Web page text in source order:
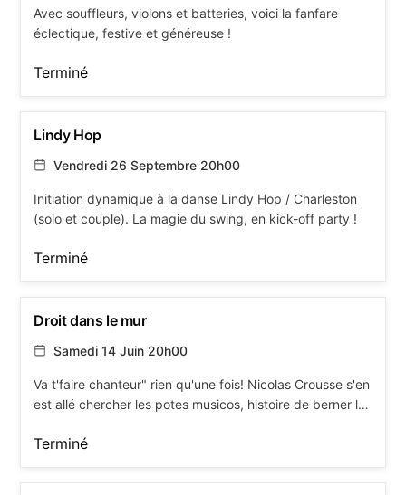
Avec souffleurs, violons et batteries, voici la fanfare
éclectique, festive et généreuse !
Terminé
Lindy Hop
Vendredi 26 Septembre 20h00
Initiation dynamique à la danse Lindy Hop / Charleston
(solo et couple). La magie du swing, en kick-off party !
Terminé
Droit dans le mur
Samedi 14 Juin 20h00
Va t'faire chanteur" rien qu'une fois! Nicolas Crousse s'en
est allé chercher les potes musicos, histoire de berner la
rengaines fantaisistes.
Terminé